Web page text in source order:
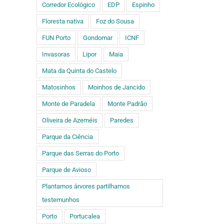
AE Fontes
Pereira de
Melo leva o
FUTURO a
todos os
alunos
EB do
Castro
seguem
Viveiro
Corredor Ecológico EDP Espinho
Floresta nativa Foz do Sousa
FUN Porto Gondomar ICNF
Invasoras Lipor Maia
Mata da Quinta do Castelo
Matosinhos Moinhos de Jancido
Monte de Paradela Monte Padrão
Oliveira de Azeméis Paredes
Parque da Ciência
Parque das Serras do Porto
Parque de Avioso
Plantamos árvores partilhamos
testemunhos
Porto Portucalea